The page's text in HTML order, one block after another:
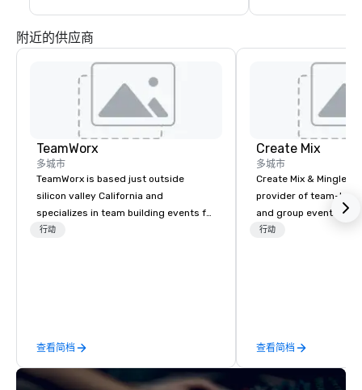
附近的供应商
TeamWorx
多城市
TeamWorx is based just outside
silicon valley California and
specializes in team building events for
tech companies and tech employees,
Robot Racing! We deliver events for
large groups anywhere in the United
States: Robot Build and Battle 1 up to
行动
查看简档
Create Mix
多城市
Create Mix & Mingle is
provider of team-
and group events in
specialize in
environment—no prior
required. Whether
team-building,
行动
查看简档